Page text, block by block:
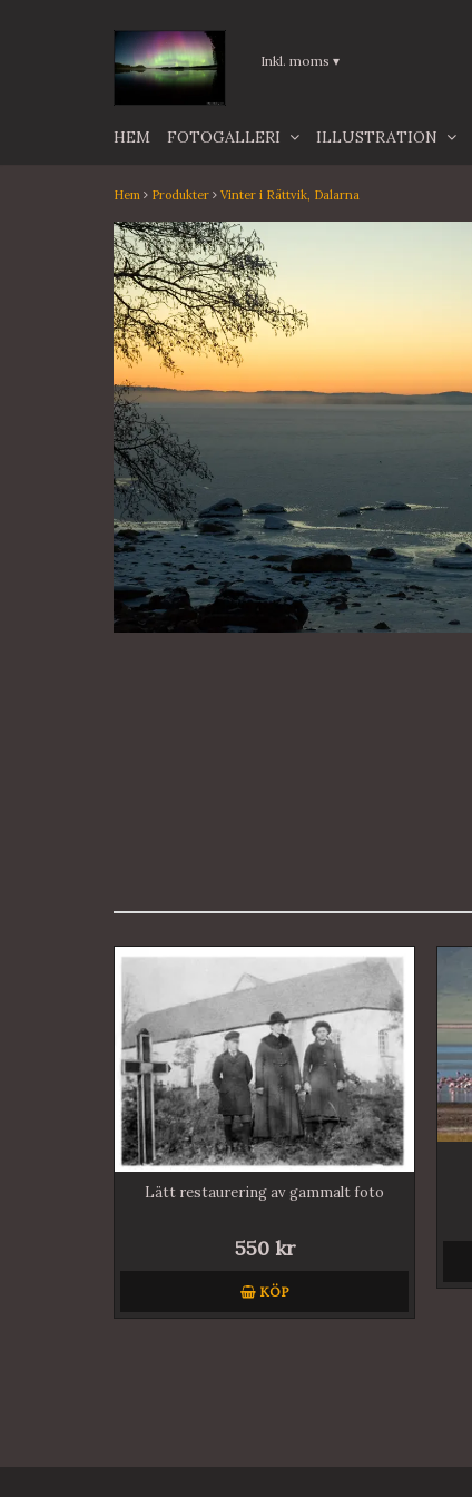
Hem Produkter Vinter i Rättvik, Dalarna
Lätt restaurering av gammalt foto
550 kr
KÖP
Inkl. moms▾
HEM FOTOGALLERI ILLUSTRATION